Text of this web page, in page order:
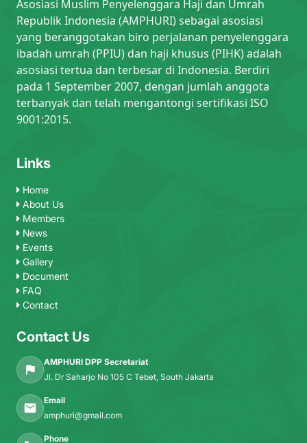
Asosiasi Muslim Penyelenggara Haji dan Umrah
Republik Indonesia (AMPHURI) sebagai asosiasi
yang beranggotakan biro perjalanan penyelenggara
ibadah umrah (PPIU) dan haji khusus (PIHK) adalah
asosiasi tertua dan terbesar di Indonesia. Berdiri
pada 1 September 2007, dengan jumlah anggota
terbanyak dan telah mengantongi sertifikasi ISO
9001:2015.
Links
Home
About Us
Members
News
Events
Gallery
Document
FAQ
Contact
Contact Us
AMPHURI DPP Secretariat
Jl. Dr Saharjo No 105 C Tebet, South Jakarta
Email
amphuri@gmail.com
Phone